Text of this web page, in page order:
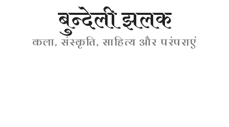
बुन्देली झलक
कला, संस्कृति, साहित्य और परंपराएं